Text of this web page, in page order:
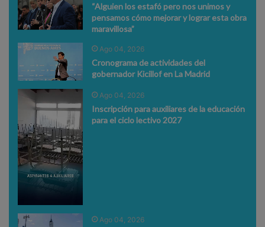
“Alguien los estafó pero nos unimos y
pensamos cómo mejorar y lograr esta obra
maravillosa”
Ago 04, 2026
Cronograma de actividades del
gobernador Kicillof en La Madrid
Ago 04, 2026
Inscripción para auxiliares de la educación
para el ciclo lectivo 2027
Ago 04, 2026